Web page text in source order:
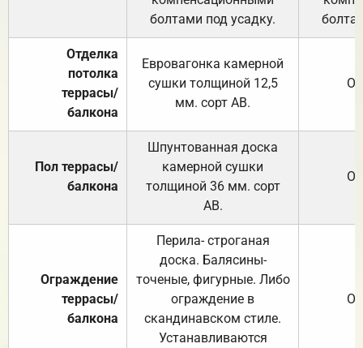
болтами под усадку.
Отделка
потолка
террасы/
балкона
Евровагонка камерной
сушки толщиной 12,5
мм. сорт АВ.
Пол террасы/
балкона
Шпунтованная доска
камерной сушки
толщиной 36 мм. сорт
АВ.
Ограждение
террасы/
балкона
Перила- строганая
доска. Балясины-
точеные, фигурные. Либо
ограждение в
скандинавском стиле.
Устанавливаются